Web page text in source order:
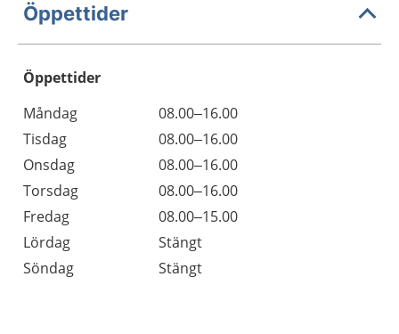
Öppettider
Öppettider
Dag
Öppettider
Kommentarer
Måndag
08.00–16.00
Tisdag
08.00–16.00
Onsdag
08.00–16.00
Torsdag
08.00–16.00
Fredag
08.00–15.00
Lördag
Stängt
Söndag
Stängt